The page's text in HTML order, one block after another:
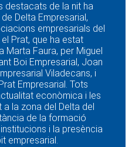
destacats de la nit ha
Delta Empresarial,
empresarials del
Prat, que ha estat
Marta Faura, per Miguel
Boi Empresarial, Joan
Viladecans, i
Empresarial. Tots
econòmica i les
la zona del Delta del
de la formació
i la presència
empresarial.